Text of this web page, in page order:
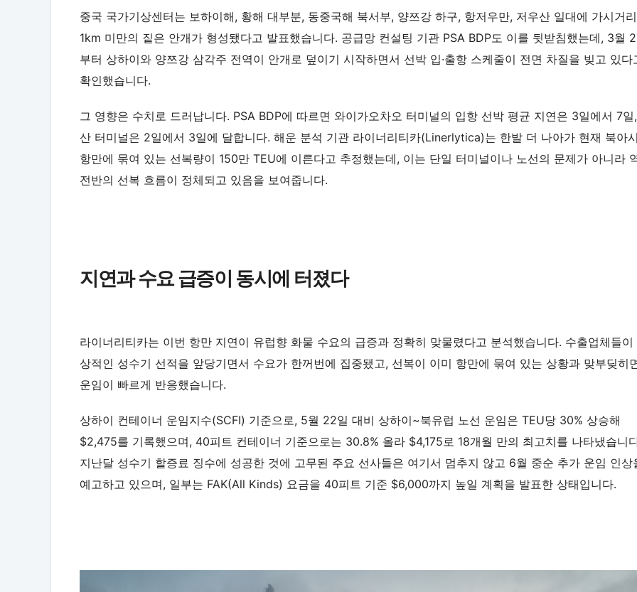
중국 국가기상센터는 보하이해, 황해 대부분, 동중국해 북서부, 양쯔강 하구, 항저우만, 저우산 일대에 가시거리
1km 미만의 짙은 안개가 형성됐다고 발표했습니다. 공급망 컨설팅 기관 PSA BDP도 이를 뒷받침했는데, 3월
부터 상하이와 양쯔강 삼각주 전역이 안개로 덮이기 시작하면서 선박 입·출항 스케줄이 전면 차질을 빚고 있다
확인했습니다.
그 영향은 수치로 드러납니다. PSA BDP에 따르면 와이가오차오 터미널의 입항 선박 평균 지연은 3일에서 7일
산 터미널은 2일에서 3일에 달합니다. 해운 분석 기관 라이너리티카(Linerlytica)는 한발 더 나아가 현재 북아
항만에 묶여 있는 선복량이 150만 TEU에 이른다고 추정했는데, 이는 단일 터미널이나 노선의 문제가 아니라
전반의 선복 흐름이 정체되고 있음을 보여줍니다.
지연과 수요 급증이 동시에 터졌다
라이너리티카는 이번 항만 지연이 유럽향 화물 수요의 급증과 정확히 맞물렸다고 분석했습니다. 수출업체들이
상적인 성수기 선적을 앞당기면서 수요가 한꺼번에 집중됐고, 선복이 이미 항만에 묶여 있는 상황과 맞부딪히
운임이 빠르게 반응했습니다.
상하이 컨테이너 운임지수(SCFI) 기준으로, 5월 22일 대비 상하이~북유럽 노선 운임은 TEU당 30% 상승해
$2,475를 기록했으며, 40피트 컨테이너 기준으로는 30.8% 올라 $4,175로 18개월 만의 최고치를 나타냈습니
지난달 성수기 할증료 징수에 성공한 것에 고무된 주요 선사들은 여기서 멈추지 않고 6월 중순 추가 운임 인상
예고하고 있으며, 일부는 FAK(All Kinds) 요금을 40피트 기준 $6,000까지 높일 계획을 발표한 상태입니다.